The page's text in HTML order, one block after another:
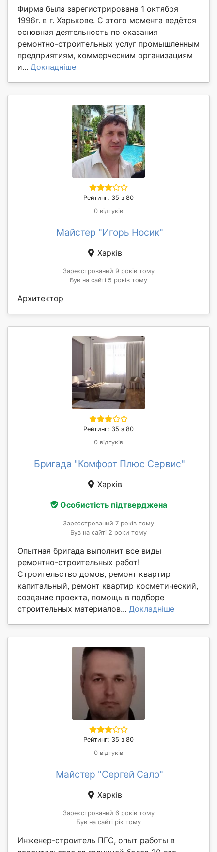
Фирма была зарегистрирована 1 октября
1996г. в г. Харькове. С этого момента ведётся
основная деятельность по оказания
ремонтно-строительных услуг промышленным
предприятиям, коммерческим организациям
и... Докладніше
Рейтинг: 35 з 80
0 відгуків
Майстер "Игорь Носик"
Харків
Зареєстрований 9 років тому
Був на сайті 5 років тому
Архитектор
Рейтинг: 35 з 80
0 відгуків
Бригада "Комфорт Плюс Сервис"
Харків
Особистість підтверджена
Зареєстрований 7 років тому
Був на сайті 2 роки тому
Опытная бригада выполнит все виды
ремонтно-строительных работ!
Строительство домов, ремонт квартир
капитальный, ремонт квартир косметический,
создание проекта, помощь в подборе
строительных материалов... Докладніше
Рейтинг: 35 з 80
0 відгуків
Майстер "Сергей Сало"
Харків
Зареєстрований 6 років тому
Був на сайті рік тому
Инженер-строитель ПГС, опыт работы в